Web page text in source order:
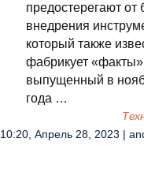
предостерегают от
внедрения
который также
фабрикует
выпущенный в
года …
10:20, Апрель 28, 2023 |